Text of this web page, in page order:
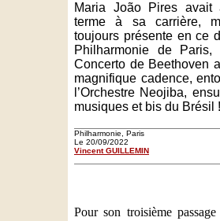
Maria João Pires avait
terme à sa carrière,
toujours présente en ce
Philharmonie de
Concerto de Beethoven
magnifique cadence,
l’Orchestre Neojiba,
musiques et bis du Brésil !
Philharmonie, Paris
Le 20/09/2022
Vincent GUILLEMIN
Pour son troisième